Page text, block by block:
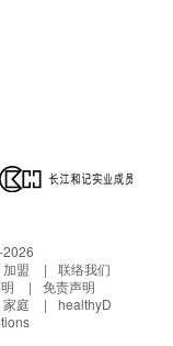
盟
联络我们
免责声明
家庭
healthyD